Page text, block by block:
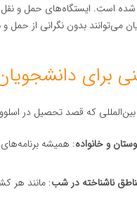
است. ایستگاه‌های حمل و نقل
می‌توانند بدون نگرانی از حمل و
برای
بین‌المللی که قصد تحصیل در
و خانواده: همیشه برنامه‌های
ناشناخته در شب: مانند هر